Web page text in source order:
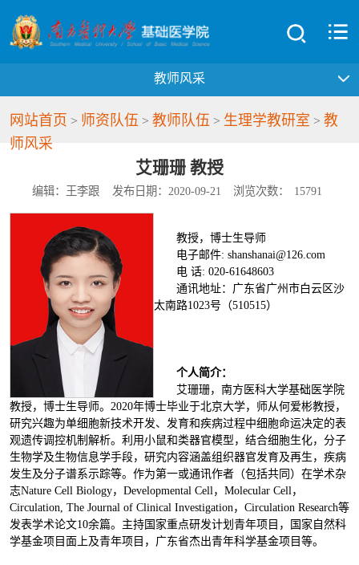
教师风采
网站首页 > 师资队伍 > 教师队伍 > 生理学教研室 > 教
师风采
艾珊珊 教授
编辑：王李跟 发布日期：2020-09-21 浏览次数： 15791
教授，博士生导师
电子邮件: shanshanai@126.com
电 话: 020-61648603
通讯地址：广东省广州市白云区沙
太南路1023号（510515）
个人简介：
艾珊珊，南方医科大学基础医学院
教授，博士生导师。2020年博士毕业于北京大学，师从何爱彬教授，
研究兴趣为单细胞新技术开发、发育和疾病过程中细胞命运决定的表
观遗传调控机制解析。利用小鼠和类器官模型，结合细胞生化，分子
生物学及生物信息学手段，研究内容涵盖组织器官发育及再生，疾病
发生及分子谱系示踪等。作为第一或通讯作者（包括共同）在学术杂
志Nature Cell Biology，Developmental Cell，Molecular Cell，
Circulation, The Journal of Clinical Investigation，Circulation Research等
发表学术论文10余篇。主持国家重点研发计划青年项目，国家自然科
学基金项目面上及青年项目，广东省杰出青年科学基金项目等。